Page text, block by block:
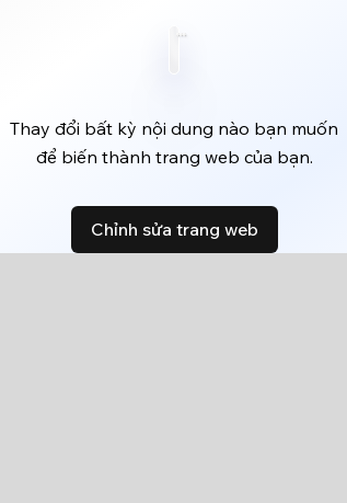
Thay đổi bất kỳ nội dung nào bạn muốn
để biến thành trang web của bạn.
Chỉnh sửa trang web